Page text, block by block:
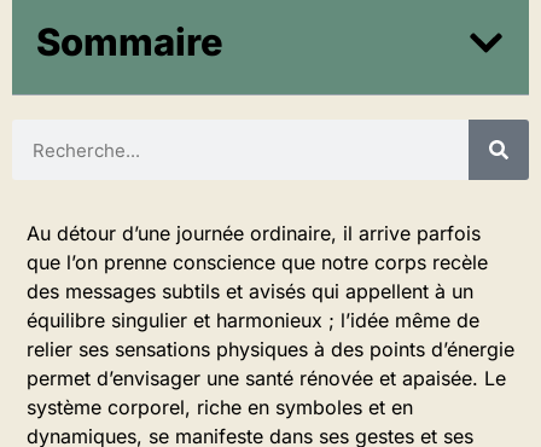
Sommaire
Au détour d’une journée ordinaire, il arrive parfois
que l’on prenne conscience que notre corps recèle
des messages subtils et avisés qui appellent à un
équilibre singulier et harmonieux ; l’idée même de
relier ses sensations physiques à des points d’énergie
permet d’envisager une santé rénovée et apaisée. Le
système corporel, riche en symboles et en
dynamiques, se manifeste dans ses gestes et ses